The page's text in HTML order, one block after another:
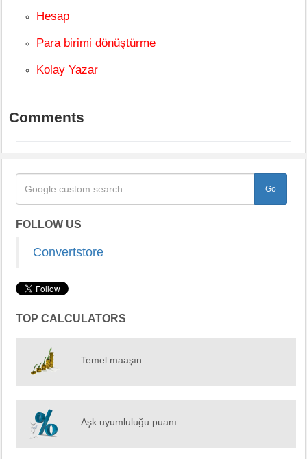
Hesap
Para birimi dönüştürme
Kolay Yazar
Comments
FOLLOW US
Convertstore
TOP CALCULATORS
Temel maaşın
Aşk uyumluluğu puanı: